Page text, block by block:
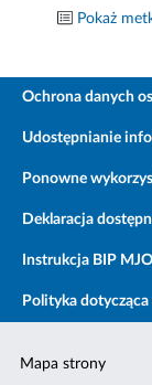
Pokaż
Ochrona danych
Udostępnianie
Ponowne
Deklaracja
Instrukcja BIP MJO
Polityka
Mapa strony